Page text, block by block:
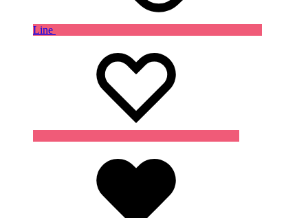
Line